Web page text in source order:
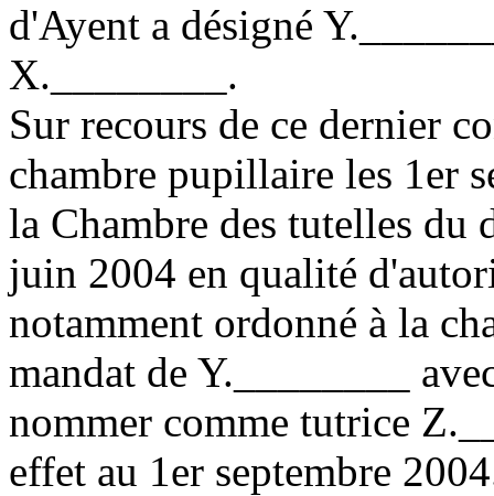
d'Ayent a désigné
X.________.
Sur recours de ce dernier
chambre pupillaire les 1er
la Chambre des tutelles du
juin 2004 en qualité
notamment ordonné à la
mandat de Y.________
nommer comme tutrice
effet au 1er septembre